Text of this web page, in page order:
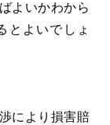
よいかわから
とよいでしょ
により損害賠